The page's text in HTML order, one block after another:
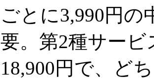
ごとに3,990円の
要。第2種サー
18,900円で、ど